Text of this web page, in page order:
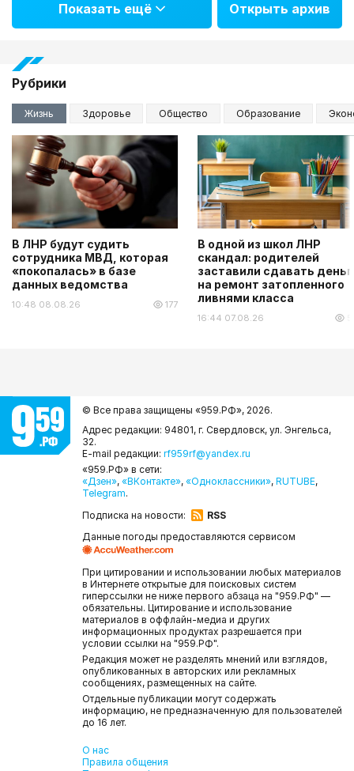
Показать ещё Открыть архив
Рубрики
Жизнь Здоровье Общество Образование
В ЛНР будут судить
сотрудника МВД, которая
«покопалась» в базе
данных ведомства
10:48 08.08.26 177
В одной из школ ЛНР
скандал: родителей
заставили сдавать
на ремонт затопленного
ливнями класса
16:44 07.08.26
© Все права защищены «959.РФ», 2026.
Адрес редакции: 94801, г. Свердловск, ул. Энгельса,
32.
E-mail редакции: rf959rf@yandex.ru
«959.РФ» в сети:
«Дзен», «ВКонтакте», «Одноклассники», RUTUBE,
Telegram.
Подписка на новости:
RSS
Данные погоды предоставляются сервисом
При цитировании и использовании любых материалов
в Интернете открытые для поисковых систем
гиперссылки не ниже первого абзаца на "959.РФ" —
обязательны. Цитирование и использование
материалов в оффлайн-медиа и других
информационных продуктах разрешается при
условии ссылки на "959.РФ".
Редакция может не разделять мнений или взглядов,
опубликованных в авторских или рекламных
сообщениях, размещенных на сайте.
Отдельные публикации могут содержать
информацию, не предназначенную для пользователей
до 16 лет.
О нас
Правила общения